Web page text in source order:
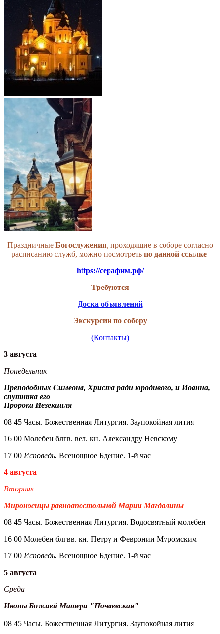
ПраздничныеБогослужения, проходящие в соборе согласно
расписанию служб, можно посмотреть по данной ссылке
https://серафим.рф/
Требуются
Доска объявлений
Экскурсии по собору
(Контакты)
3 августа
Понедельник
Преподобных Симеона, Христа ради юродивого, и Иоанна,
спутника его
Пророка Иезекииля
08 45 Часы. Божественная Литургия. Заупокойная лития
16 00 Молебен блгв. вел. кн. Александру Невскому
17 00 Исповедь. Всенощное Бдение. 1-й час
4 августа
Вторник
Мироносицы равноапостольной Марии Магдалины
08 45 Часы. Божественная Литургия. Водосвятный молебен
16 00 Молебен блгвв. кн. Петру и Февронии Муромским
17 00 Исповедь. Всенощное Бдение. 1-й час
5 августа
Среда
Иконы Божией Матери "Почаевская"
08 45 Часы. Божественная Литургия. Заупокойная лития